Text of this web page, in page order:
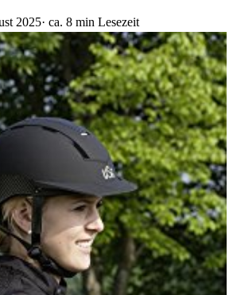
2025· ca. 8 min Lesezeit